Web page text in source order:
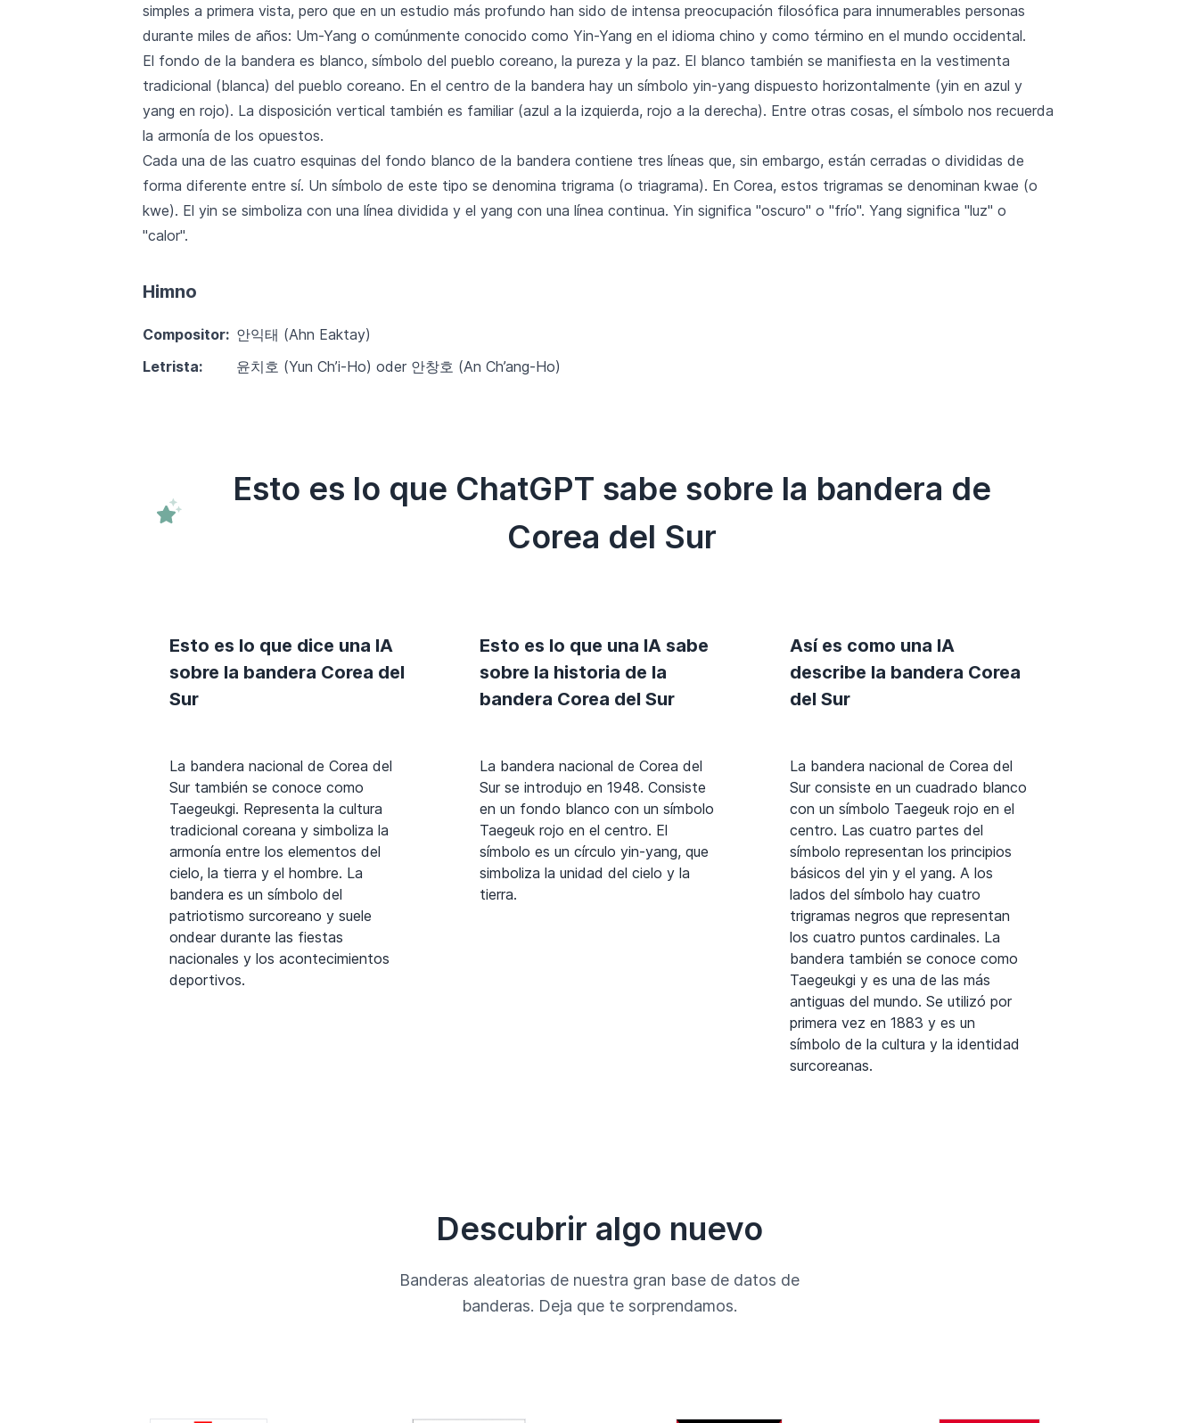
simples a primera vista, pero que en un estudio más profundo han sido de intensa preocupación filosófica para innumerables personas
durante miles de años: Um-Yang o comúnmente conocido como Yin-Yang en el idioma chino y como término en el mundo occidental.
El fondo de la bandera es blanco, símbolo del pueblo coreano, la pureza y la paz. El blanco también se manifiesta en la vestimenta
tradicional (blanca) del pueblo coreano. En el centro de la bandera hay un símbolo yin-yang dispuesto horizontalmente (yin en azul y
yang en rojo). La disposición vertical también es familiar (azul a la izquierda, rojo a la derecha). Entre otras cosas, el símbolo nos recuerda
la armonía de los opuestos.
Cada una de las cuatro esquinas del fondo blanco de la bandera contiene tres líneas que, sin embargo, están cerradas o divididas de
forma diferente entre sí. Un símbolo de este tipo se denomina trigrama (o triagrama). En Corea, estos trigramas se denominan kwae (o
kwe). El yin se simboliza con una línea dividida y el yang con una línea continua. Yin significa "oscuro" o "frío". Yang significa "luz" o
"calor".
Himno
Compositor: 안익태 (Ahn Eaktay)
Letrista:
윤치호 (Yun Ch’i-Ho) oder 안창호 (An Ch’ang-Ho)
Esto es lo que ChatGPT sabe sobre la bandera de
Corea del Sur
Esto es lo que dice una IA
sobre la bandera Corea del
Sur
La bandera nacional de Corea del
Sur también se conoce como
Taegeukgi. Representa la cultura
tradicional coreana y simboliza la
armonía entre los elementos del
cielo, la tierra y el hombre. La
bandera es un símbolo del
patriotismo surcoreano y suele
ondear durante las fiestas
nacionales y los acontecimientos
deportivos.
Esto es lo que una IA sabe
sobre la historia de la
bandera Corea del Sur
La bandera nacional de Corea del
Sur se introdujo en 1948. Consiste
en un fondo blanco con un símbolo
Taegeuk rojo en el centro. El
símbolo es un círculo yin-yang, que
simboliza la unidad del cielo y la
tierra.
Así es como una IA
describe la bandera Corea
del Sur
La bandera nacional de Corea del
Sur consiste en un cuadrado blanco
con un símbolo Taegeuk rojo en el
centro. Las cuatro partes del
símbolo representan los principios
básicos del yin y el yang. A los
lados del símbolo hay cuatro
trigramas negros que representan
los cuatro puntos cardinales. La
bandera también se conoce como
Taegeukgi y es una de las más
antiguas del mundo. Se utilizó por
primera vez en 1883 y es un
símbolo de la cultura y la identidad
surcoreanas.
Descubrir algo nuevo
Banderas aleatorias de nuestra gran base de datos de
banderas. Deja que te sorprendamos.